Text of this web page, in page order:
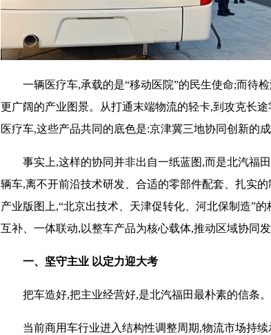
一辆医疗车,承载的是“移动医院”的民生使命;而待
更广阔的产业图景。从打通末端物流的轻卡,到攻克长
医疗车,这些产品共同的底色是:京津冀三地协同创新的成
事实上,这样的协同并非出自一纸蓝图,而是北汽福
辆车,离不开前沿技术研发、合适的零部件配套、扎实
产业版图上,“北京出技术、天津促转化、河北保制造”
互补、一体联动,以整车产品为核心载体,推动区域协同发
一、坚守主业 以定力迎大考
把车造好,把主业经营好,是北汽福田最朴素的信条。
当前商用车行业进入结构性调整周期,物流市场持